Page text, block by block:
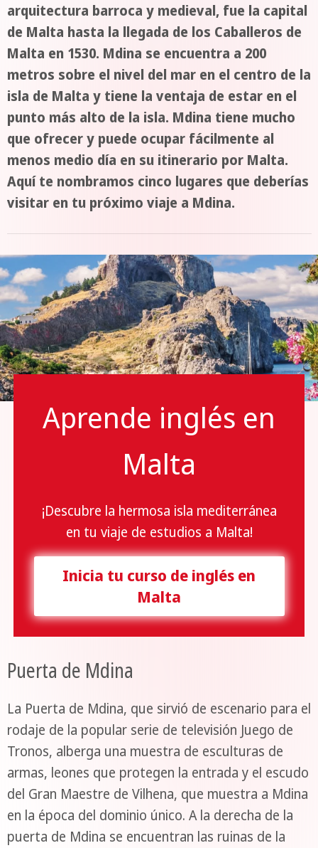
arquitectura barroca y medieval, fue la capital
de Malta hasta la llegada de los Caballeros de
Malta en 1530. Mdina se encuentra a 200
metros sobre el nivel del mar en el centro de la
isla de Malta y tiene la ventaja de estar en el
punto más alto de la isla. Mdina tiene mucho
que ofrecer y puede ocupar fácilmente al
menos medio día en su itinerario por Malta.
Aquí te nombramos cinco lugares que deberías
visitar en tu próximo viaje a Mdina.
Aprende inglés en
Malta
¡Descubre la hermosa isla mediterránea
en tu viaje de estudios a Malta!
Inicia tu curso de inglés en
Malta
Puerta de Mdina
La Puerta de Mdina, que sirvió de escenario para el
rodaje de la popular serie de televisión Juego de
Tronos, alberga una muestra de esculturas de
armas, leones que protegen la entrada y el escudo
del Gran Maestre de Vilhena, que muestra a Mdina
en la época del dominio único. A la derecha de la
puerta de Mdina se encuentran las ruinas de la